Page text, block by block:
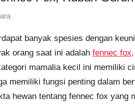
banyak spesies dengan
orang saat ini adalah fennec fox,
mamalia kecil ini memiliki
memiliki fungsi penting dalam
hewan tentang fennec fox yang